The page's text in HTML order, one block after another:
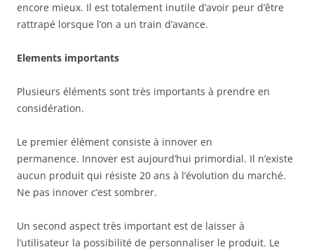
encore mieux. Il est totalement inutile d’avoir peur d’être
rattrapé lorsque l’on a un train d’avance.
Elements importants
Plusieurs éléments sont très importants à prendre en
considération.
Le premier élément consiste à innover en
permanence. Innover est aujourd’hui primordial. Il n’existe
aucun produit qui résiste 20 ans à l’évolution du marché.
Ne pas innover c’est sombrer.
Un second aspect très important est de laisser à
l’utilisateur la possibilité de personnaliser le produit. Le